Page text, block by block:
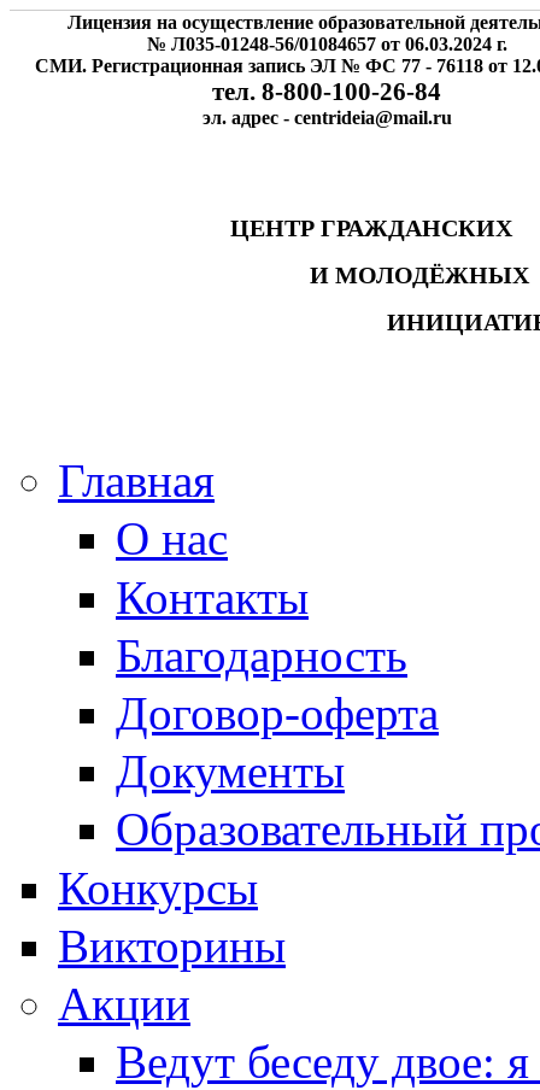
Лицензия на осуществление образовательной
№ Л035-01248-56/01084657 от 06.03.2024 г.
СМИ. Регистрационная запись ЭЛ № ФС 77 - 76118 от
тел. 8-800-100-26-84
эл. адрес - centrideia@mail.ru
ЦЕНТР
И
Главная
О нас
Контакты
Благодарность
Договор-оферта
Документы
Образовательный
Конкурсы
Викторины
Акции
Ведут беседу двое: